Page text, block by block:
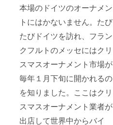
本場のドイツのオーナメン
トにはかないません。たび
たびドイツを訪れ、フラン
クフルトのメッセにはクリ
スマスオーナメント市場が
毎年１月下旬に開かれるの
を知りました。ここはクリ
スマスオーナメント業者が
出店して世界中からバイ